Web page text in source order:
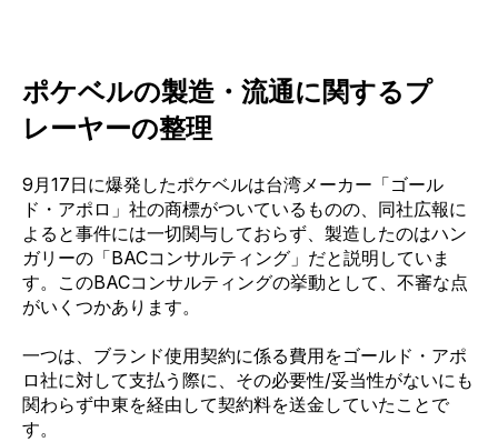
ポケベルの製造・流通に関するプ
レーヤーの整理
9月17日に爆発したポケベルは台湾メーカー「ゴール
ド・アポロ」社の商標がついているものの、同社広報に
よると事件には一切関与しておらず、製造したのはハン
ガリーの「BACコンサルティング」だと説明していま
す。 このBACコンサルティングの挙動として、不審な点
がいくつかあります。
一つは、ブランド使用契約に係る費用をゴールド・アポ
ロ社に対して支払う際に、その必要性/妥当性がないにも
関わらず中東を経由して契約料を送金していたことで
す。